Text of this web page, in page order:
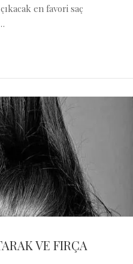
en favori saç
VE FIRÇA